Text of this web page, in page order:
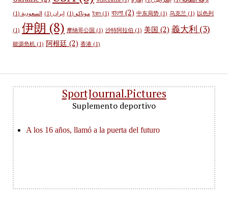
موناكو (1) إيران (1) السعودية (1) ইরান(1) বাংলা(2) 中东局势(1) 乌克兰 (1) 以色列
(1) 伊朗 (8) 摩纳哥公国 (1) 沙特阿拉伯 (1) 美国 (2) 義大利 (3)
能源危机(1) 阿根廷 (2) 香港(1)
SportJournal.Pictures
Suplemento deportivo